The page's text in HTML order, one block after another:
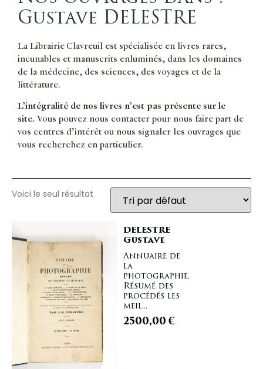
Gustave DELESTRE
La Librairie Clavreuil est spécialisée en livres rares,
incunables et manuscrits enluminés, dans les domaines
de la médecine, des sciences, des voyages et de la
littérature.
L’intégralité de nos livres n’est pas présente sur le
site. Vous pouvez nous contacter pour nous faire part de
vos centres d’intérêt ou nous signaler les ouvrages que
vous recherchez en particulier.
Voici le seul résultat
DELESTRE
Gustave
Annuaire de
la
photographie.
Résumé des
procédés les
meil...
2500,00€